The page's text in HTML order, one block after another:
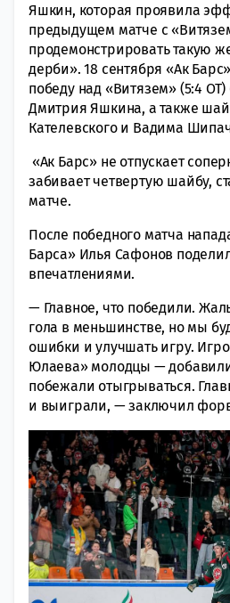
Яшкин, которая проявила
предыдущем матче с
продемонстрировать такую
дерби». 18 сентября «Ак
победу над «Витязем» (5:4
Дмитрия Яшкина, а также
Кателевского и Вадима
«Ак Барс» не отпускает
забивает четвертую шайбу,
матче.
После победного матча
Барса» Илья Сафонов
впечатлениями.
— Главное, что победили.
гола в меньшинстве, но мы
ошибки и улучшать игру.
Юлаева» молодцы —
побежали отыгрываться.
и выиграли, — заключил